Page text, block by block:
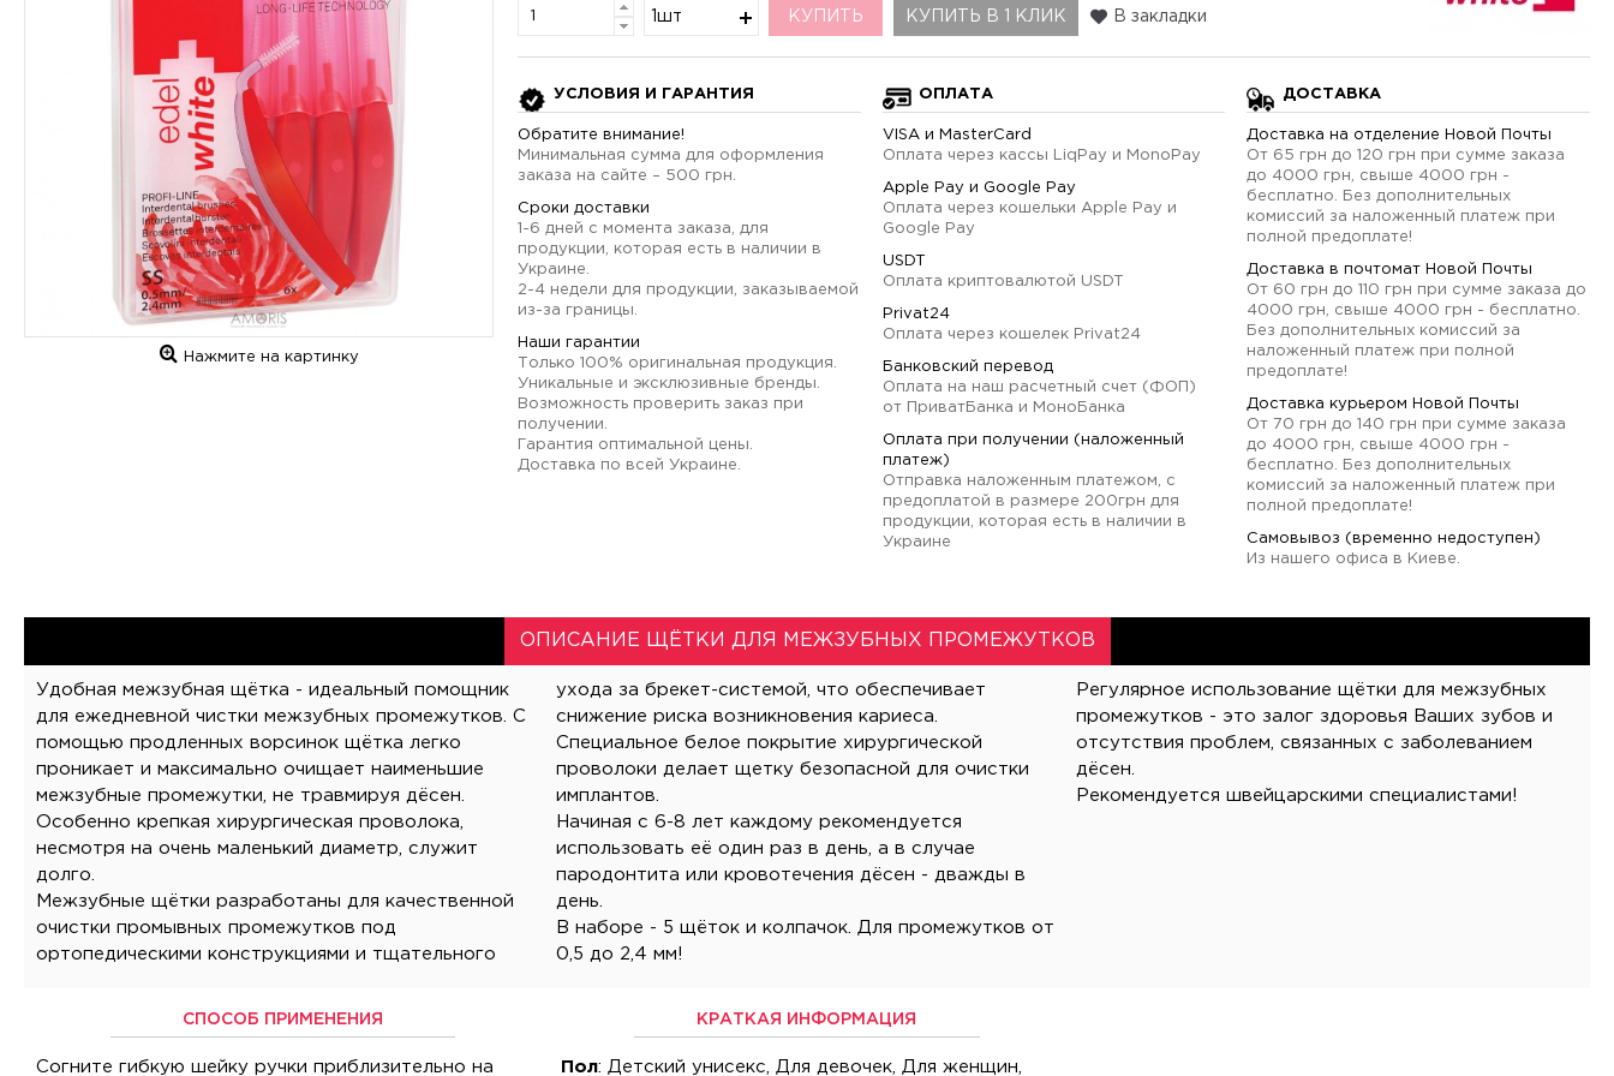
Нажмите на картинку
1шт КУПИТЬ КУПИТЬ В 1 КЛИК В закладки
УСЛОВИЯ И ГАРАНТИЯ
Обратите внимание!
Минимальная сумма для оформления
заказа на сайте – 500 грн.
Сроки доставки
1-6 дней с момента заказа, для
продукции, которая есть в наличии в
Украине.
2-4 недели для продукции, заказываемой
из-за границы.
Наши гарантии
Только 100% оригинальная продукция.
Уникальные и эксклюзивные бренды.
Возможность проверить заказ при
получении.
Гарантия оптимальной цены.
Доставка по всей Украине.
ОПЛАТА
VISA и MasterCard
Оплата через кассы LiqPay и MonoPay
Apple Pay и Google Pay
Оплата через кошельки Apple Pay и
Google Pay
USDT
Оплата криптовалютой USDT
Privat24
Оплата через кошелек Privat24
Банковский перевод
Оплата на наш расчетный счет (ФОП)
от ПриватБанка и МоноБанка
Оплата при получении (наложенный
платеж)
Отправка наложенным платежом, с
предоплатой в размере 200грн для
продукции, которая есть в наличии в
Украине
ДОСТАВКА
Доставка на отделение Новой Почты
От 65 грн до 120 грн при сумме заказа
до 4000 грн, свыше 4000 грн -
бесплатно. Без дополнительных
комиссий за наложенный платеж при
полной предоплате!
Доставка в почтомат Новой Почты
От 60 грн до 110 грн при сумме заказа до
4000 грн, свыше 4000 грн - бесплатно.
Без дополнительных комиссий за
наложенный платеж при полной
предоплате!
Доставка курьером Новой Почты
От 70 грн до 140 грн при сумме заказа
до 4000 грн, свыше 4000 грн -
бесплатно. Без дополнительных
комиссий за наложенный платеж при
полной предоплате!
Самовывоз (временно недоступен)
Из нашего офиса в Киеве.
ОПИСАНИЕ ЩЁТКИ ДЛЯ МЕЖЗУБНЫХ ПРОМЕЖУТКОВ
Удобная межзубная щётка - идеальный помощник
для ежедневной чистки межзубных промежутков. С
помощью продленных ворсинок щётка легко
проникает и максимально очищает наименьшие
межзубные промежутки, не травмируя дёсен.
Особенно крепкая хирургическая проволока,
несмотря на очень маленький диаметр, служит
долго.
Межзубные щётки разработаны для качественной
очистки промывных промежутков под
ортопедическими конструкциями и тщательного
ухода за брекет-системой, что обеспечивает
снижение риска возникновения кариеса.
Специальное белое покрытие хирургической
проволоки делает щетку безопасной для очистки
имплантов.
Начиная с 6-8 лет каждому рекомендуется
использовать её один раз в день, а в случае
пародонтита или кровотечения дёсен - дважды в
день.
В наборе - 5 щёток и колпачок. Для промежутков от
0,5 до 2,4 мм!
Регулярное использование щётки для межзубных
промежутков - это залог здоровья Ваших зубов и
отсутствия проблем, связанных с заболеванием
дёсен.
Рекомендуется швейцарскими специалистами!
СПОСОБ ПРИМЕНЕНИЯ
Согните гибкую шейку ручки приблизительно на
КРАТКАЯ ИНФОРМАЦИЯ
Пол: Детский унисекс, Для девочек, Для женщин,